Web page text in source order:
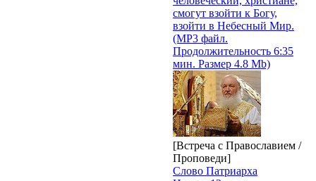
смогут взойти к Богу,
взойти в Небесный Мир.
(MP3 файл.
Продолжительность 6:35
мин. Размер 4.8 Mb)
[Встреча с Православием /
Проповеди]
Слово Патриарха